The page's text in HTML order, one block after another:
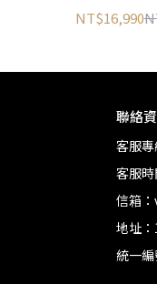
NT$16,990
聯絡
客服
客服
信箱
地址
統一